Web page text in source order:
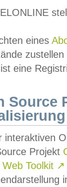
eines
eine
Source
interaktiven
Projekt
Toolkit ↗